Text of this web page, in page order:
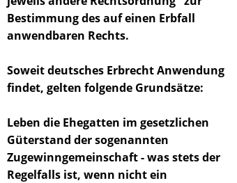
Bestimmung des auf einen Erbfall
anwendbaren Rechts.
Soweit deutsches Erbrecht Anwendung
findet, gelten folgende Grundsätze:
Leben die Ehegatten im gesetzlichen
Güterstand der sogenannten
Zugewinngemeinschaft - was stets der
Regelfalls ist, wenn nicht ein